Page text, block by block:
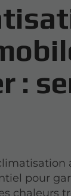
:
pour
chaleurs